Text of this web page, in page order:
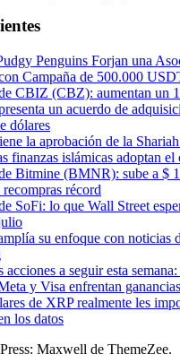
Penguins Forjan una
Campaña de 500.000
CBIZ (CBZ): aumentan un
un acuerdo de
dólares
la aprobación de la
finanzas islámicas adoptan
Bitmine (BMNR): sube a $
récord
SoFi: lo que Wall Street
su enfoque con noticias
acciones a seguir esta
y Visa enfrentan
de XRP realmente les
los datos
Maxwell de ThemeZee.